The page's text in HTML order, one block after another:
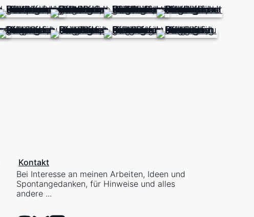
Kontakt
Bei Interesse an meinen Arbeiten, Ideen und
Spontangedanken, für Hinweise und alles
andere ...